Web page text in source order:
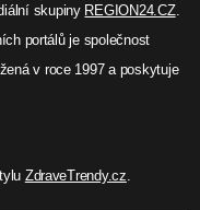
skupiny REGION24.CZ.
portálů je společnost
v roce 1997 a poskytuje
ZdraveTrendy.cz